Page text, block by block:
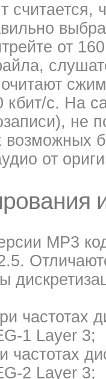
от
кбит/c. На
не
от
MP3
частотах
1 Layer 3;
2 Layer 3;